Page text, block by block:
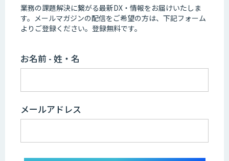
業務の課題解決に繋がる最新DX・情報をお届けいたしま
す。 メールマガジンの配信をご希望の方は、下記フォーム
よりご登録ください。登録無料です。
お名前 - 姓・名
メールアドレス